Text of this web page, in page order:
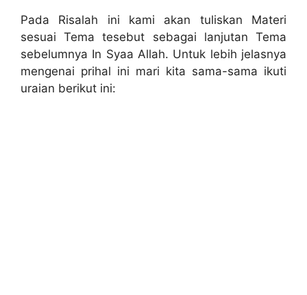
Pada Risalah ini kami akan tuliskan Materi
sesuai Tema tesebut sebagai lanjutan Tema
sebelumnya In Syaa Allah. Untuk lebih jelasnya
mengenai prihal ini mari kita sama-sama ikuti
uraian berikut ini: